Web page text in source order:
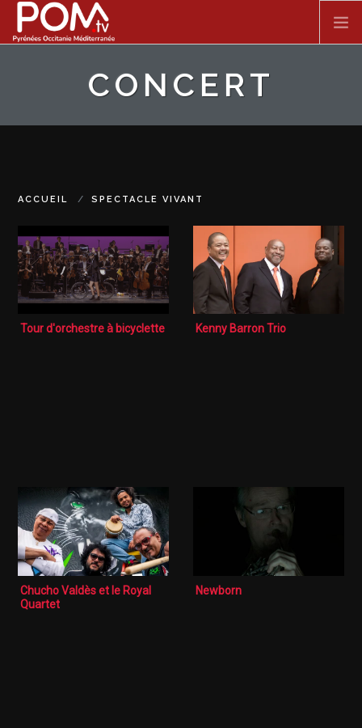
SPECTACLE VIVANT
SÉRIES
CONCERT
ACCUEIL SPECTACLE VIVANT
Tour d'orchestre à bicyclette Kenny Barron Trio
Chucho Valdès et le Royal
Quartet
Newborn